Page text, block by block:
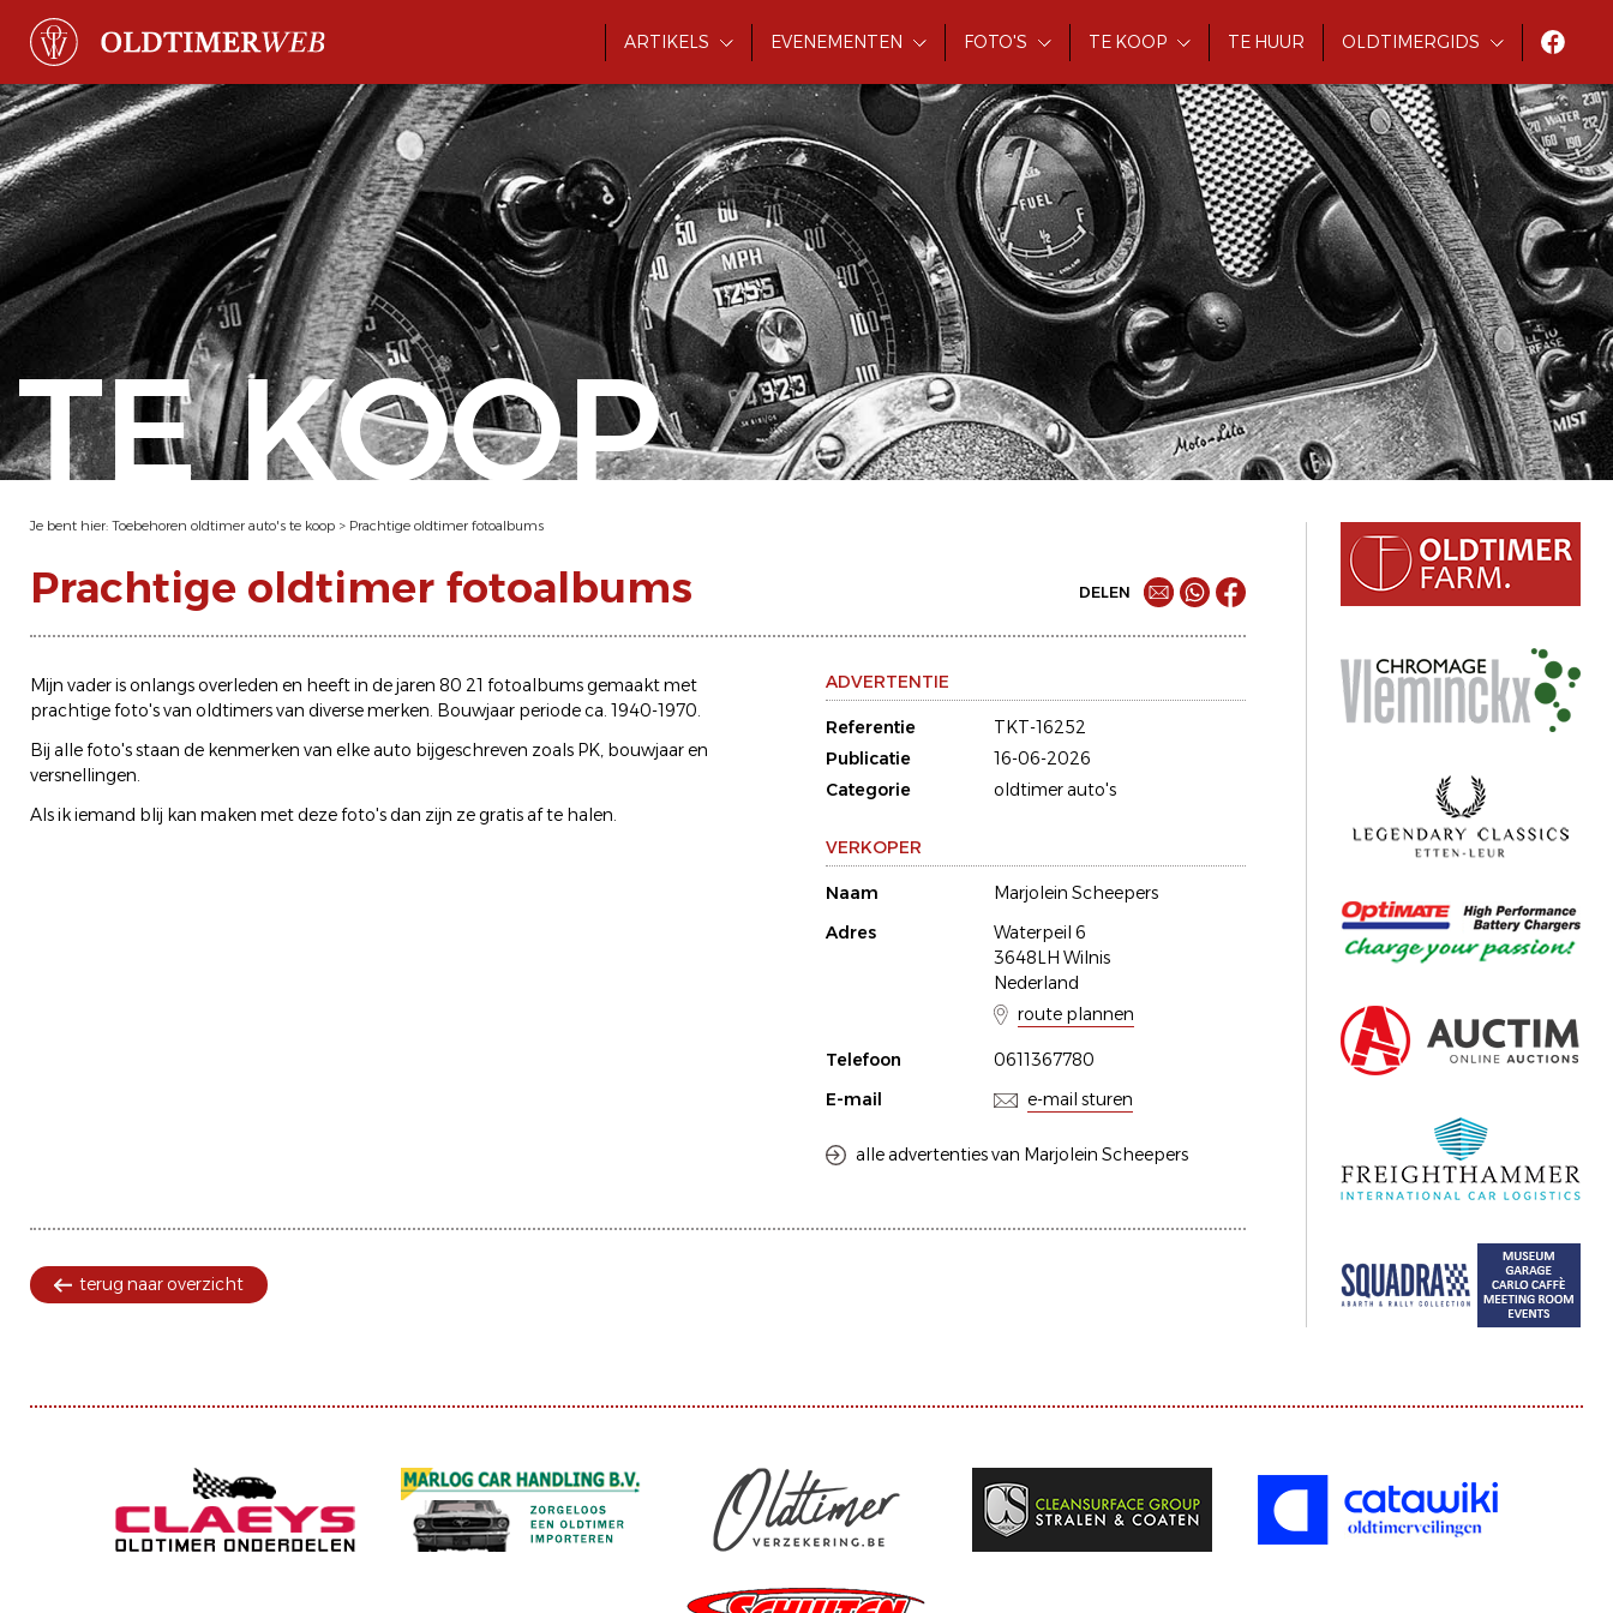
ARTIKELS EVENEMENTEN FOTO'S TE KOOP TE HUUR OLDTIMERGIDS
TE KOOP
Je bent hier: Toebehoren oldtimer auto's te koop > Prachtige oldtimer fotoalbums
Prachtige oldtimer fotoalbums DELEN
Mijn vader is onlangs overleden en heeft in de jaren 80 21 fotoalbums gemaakt met
prachtige foto's van oldtimers van diverse merken. Bouwjaar periode ca. 1940-1970.
Bij alle foto's staan de kenmerken van elke auto bijgeschreven zoals PK, bouwjaar en
versnellingen.
Als ik iemand blij kan maken met deze foto's dan zijn ze gratis af te halen.
ADVERTENTIE
Referentie
TKT-16252
Publicatie
16-06-2026
Categorie
oldtimer auto's
VERKOPER
Naam
Marjolein Scheepers
Adres
Waterpeil 6
3648LH Wilnis
Nederland
route plannen
Telefoon
0611367780
E-mail
e-mail sturen
alle advertenties van Marjolein Scheepers
terug naar overzicht